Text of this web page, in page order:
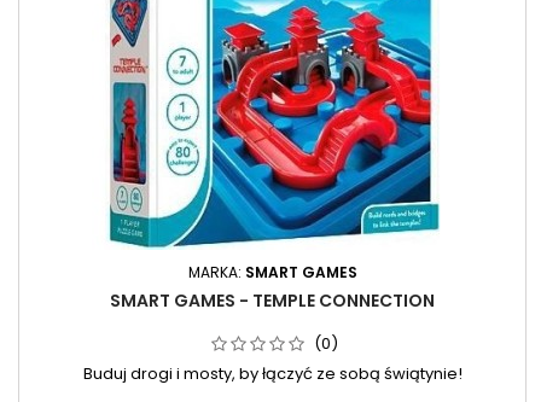
MARKA: SMART GAMES
SMART GAMES - TEMPLE CONNECTION
(0)
Buduj drogi i mosty, by łączyć ze sobą świątynie!